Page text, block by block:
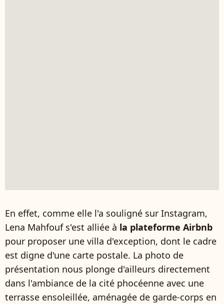
En effet, comme elle l'a souligné sur Instagram,
Lena Mahfouf s'est alliée à la plateforme Airbnb
pour proposer une villa d'exception, dont le cadre
est digne d'une carte postale. La photo de
présentation nous plonge d'ailleurs directement
dans l'ambiance de la cité phocéenne avec une
terrasse ensoleillée, aménagée de garde-corps en